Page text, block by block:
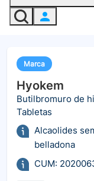
Marca
Hyokem
Butilbromuro de
Tabletas
Alcaolides
belladona
CUM: